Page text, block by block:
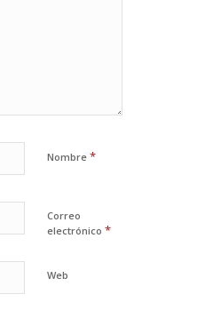
Nombre *
Correo
electrónico *
Web